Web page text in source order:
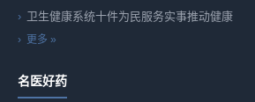
卫生健康系统十件为民服务实事推动健康
更多 »
名医好药